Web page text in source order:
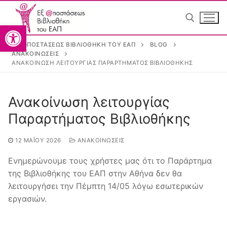
Ανοίξτε τη γραμμή
Αρχική
Η Βιβλιοθήκη
ΕΞ @ΠΟΣΤΆΣΕΩΣ ΒΙΒΛΙΟΘΉΚΗ ΤΟΥ ΕΑΠ
BLOG
ΑΝΑΚΟΙΝΏΣΕΙΣ
ΑΝΑΚΟΊΝΩΣΗ ΛΕΙΤΟΥΡΓΊΑΣ ΠΑΡΑΡΤΉΜΑΤΟΣ ΒΙΒΛΙΟΘΉΚΗΣ
Ανακοίνωση λειτουργίας
Παραρτήματος Βιβλιοθήκης
12 ΜΑΪ́ΟΥ 2026 ΑΝΑΚΟΙΝΏΣΕΙΣ
Ενημερώνουμε τους χρήστες μας ότι το Παράρτημα
της Βιβλιοθήκης του ΕΑΠ στην Αθήνα δεν θα
λειτουργήσει την Πέμπτη 14/05 λόγω εσωτερικών
εργασιών.